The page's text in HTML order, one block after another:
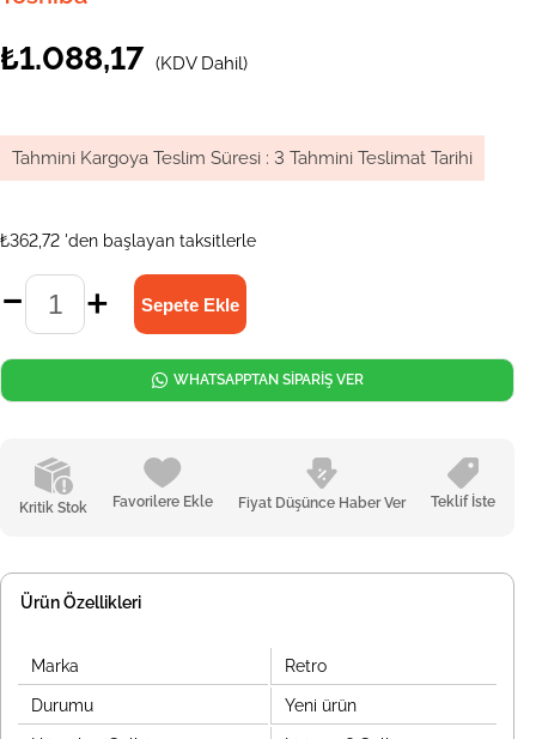
₺1.088,17 (KDV Dahil)
Tahmini Kargoya Teslim Süresi : 3 Tahmini Teslimat Tarihi
₺362,72 'den başlayan taksitlerle
Kritik Stok Favorilere Ekle Fiyat Düşünce Haber Ver Teklif İste
WHATSAPPTAN SİPARİŞ VER
Ürün Özellikleri
Marka Retro
Durumu Yeni ürün